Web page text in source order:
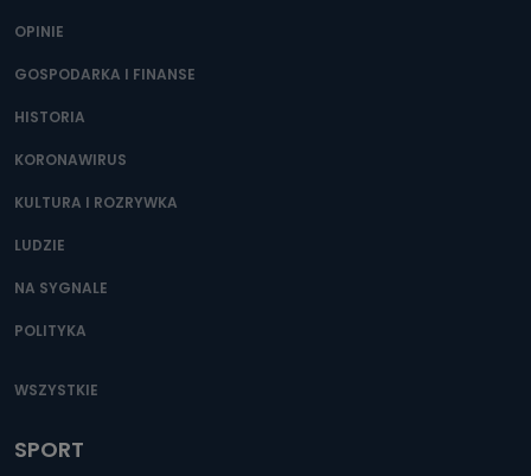
OPINIE
GOSPODARKA I FINANSE
HISTORIA
KORONAWIRUS
KULTURA I ROZRYWKA
LUDZIE
NA SYGNALE
POLITYKA
WSZYSTKIE
SPORT